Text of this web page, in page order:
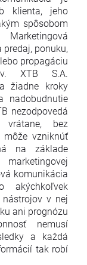
klienta, jeho
spôsobom
Marketingová
ponuku,
propagáciu
XTB S.A.
žiadne kroky
nadobudnutie
nezodpovedá
bez
môže vzniknúť
na základe
komunikácia
akýchkoľvek
v nej
ani prognózu
nemusí
a každá
tak robí